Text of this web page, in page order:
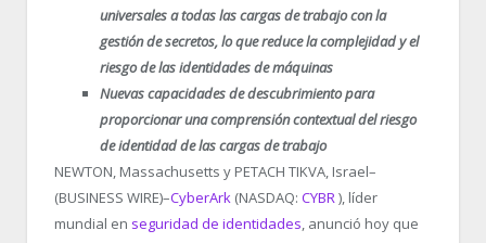
universales a todas las cargas de trabajo con la
gestión de secretos, lo que reduce la complejidad y el
riesgo de las identidades de máquinas
Nuevas capacidades de descubrimiento para
proporcionar una comprensión contextual del riesgo
de identidad de las cargas de trabajo
NEWTON, Massachusetts y PETACH TIKVA, Israel–
(BUSINESS WIRE)–CyberArk (NASDAQ: CYBR), líder
mundial en seguridad de identidades, anunció hoy que